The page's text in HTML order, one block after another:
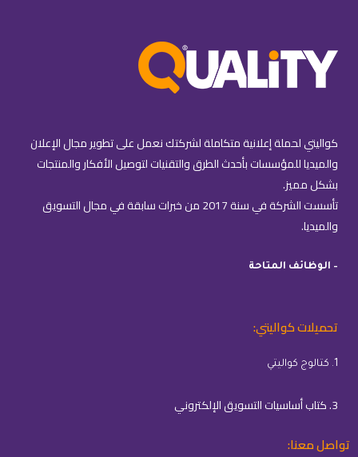
كواليتي لحملة إعلانية متكاملة لشركتك نعمل على تطوير مجال الإعلان
والميديا للمؤسسات بأحدث الطرق والتقنيات لتوصيل الأفكار والمنتجات
بشكل مميز.
تأسست الشركة في سنة 2017 من خبرات سابقة في مجال التسويق
والميديا.
– الوظائف المتاحة
تحميلات كواليتي:
1. كتالوج كواليتي
3. كتاب أساسيات التسويق الإلكتروني
تواصل معنا: